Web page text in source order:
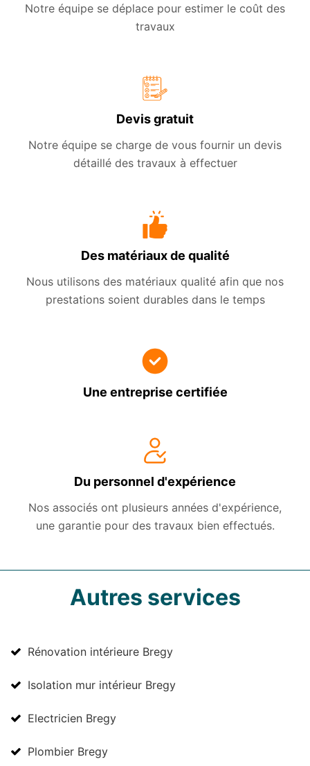
Notre équipe se déplace pour estimer le coût des
travaux
Devis gratuit
Notre équipe se charge de vous fournir un devis
détaillé des travaux à effectuer
Des matériaux de qualité
Nous utilisons des matériaux qualité afin que nos
prestations soient durables dans le temps
Une entreprise certifiée
Du personnel d'expérience
Nos associés ont plusieurs années d'expérience,
une garantie pour des travaux bien effectués.
Autres services
Rénovation intérieure Bregy
Isolation mur intérieur Bregy
Electricien Bregy
Plombier Bregy